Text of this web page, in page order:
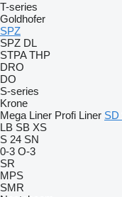
T-series
Goldhofer
SPZ
SPZ DL
STPA THP
DRO
DO
S-series
Krone
Mega Liner Profi Liner SD
LB SB XS
S 24 SN
0-3 O-3
SR
MPS
SMR